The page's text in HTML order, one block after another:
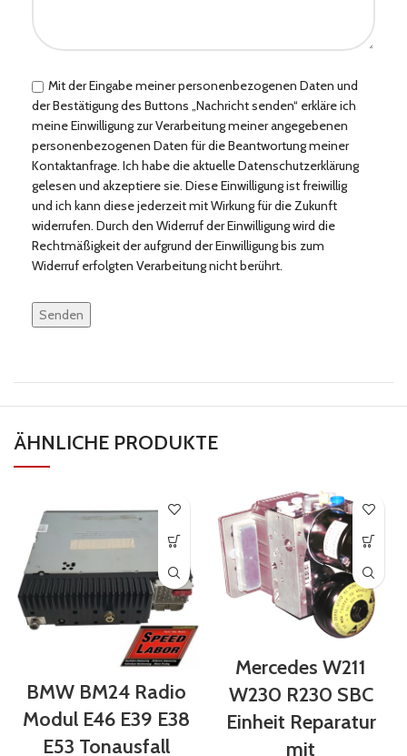
Mit der Eingabe meiner personenbezogenen Daten und
der Bestätigung des Buttons „Nachricht senden“ erkläre ich
meine Einwilligung zur Verarbeitung meiner angegebenen
personenbezogenen Daten für die Beantwortung meiner
Kontaktanfrage. Ich habe die aktuelle Datenschutzerklärung
gelesen und akzeptiere sie. Diese Einwilligung ist freiwillig
und ich kann diese jederzeit mit Wirkung für die Zukunft
widerrufen. Durch den Widerruf der Einwilligung wird die
Rechtmäßigkeit der aufgrund der Einwilligung bis zum
Widerruf erfolgten Verarbeitung nicht berührt.
lasse
dieses
ÄHNLICHE PRODUKTE
BMW BM24 Radio
Modul E46 E39 E38
E53 Tonausfall
Mercedes W211
W230 R230 SBC
Einheit Reparatur
mit